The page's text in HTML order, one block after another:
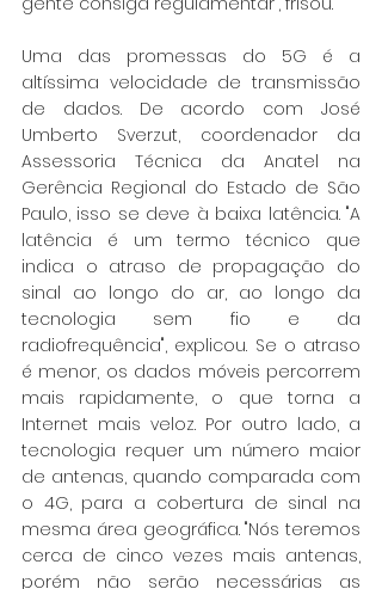
Uma das promessas do 5G é a
altíssima velocidade de transmissão
de dados. De acordo com José
Umberto Sverzut, coordenador da
Assessoria Técnica da Anatel na
Gerência Regional do Estado de São
Paulo, isso se deve à baixa latência. "A
latência é um termo técnico que
indica o atraso de propagação do
sinal ao longo do ar, ao longo da
tecnologia sem fio e da
radiofrequência", explicou. Se o atraso
é menor, os dados móveis percorrem
mais rapidamente, o que torna a
Internet mais veloz. Por outro lado, a
tecnologia requer um número maior
de antenas, quando comparada com
o 4G, para a cobertura de sinal na
mesma área geográfica. "Nós teremos
cerca de cinco vezes mais antenas,
porém não serão necessárias as